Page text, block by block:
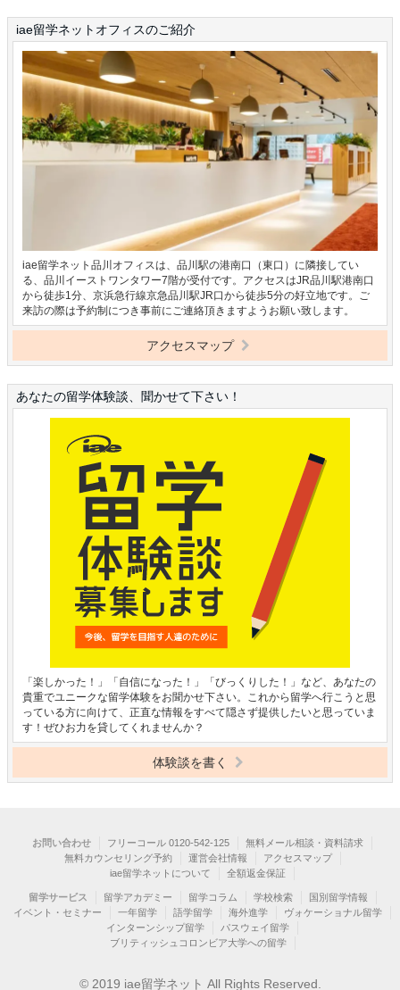
iae留学ネットオフィスのご紹介
iae留学ネット品川オフィスは、品川駅の港南口（東口）に隣接してい
る、品川イーストワンタワー7階が受付です。アクセスはJR品川駅港南口
から徒歩1分、京浜急行線京急品川駅JR口から徒歩5分の好立地です。ご
来訪の際は予約制につき事前にご連絡頂きますようお願い致します。
アクセスマップ
あなたの留学体験談、聞かせて下さい！
「楽しかった！」「自信になった！」「びっくりした！」など、あなたの
貴重でユニークな留学体験をお聞かせ下さい。これから留学へ行こうと思
っている方に向けて、正直な情報をすべて隠さず提供したいと思っていま
す！ぜひお力を貸してくれませんか？
体験談を書く
お問い合わせ フリーコール 0120-542-125
無料メール相談・資料請求
無料カウンセリング予約
運営会社情報
アクセスマップ
iae留学ネットについて
全額返金保証
留学サービス 留学アカデミー 留学コラム 学校検索
国別留学情報
イベント・セミナー
一年留学 語学留学 海外進学
ヴォケーショナル留学
インターンシップ留学
パスウェイ留学
ブリティッシュコロンビア大学への留学
© 2019 iae留学ネット All Rights Reserved.